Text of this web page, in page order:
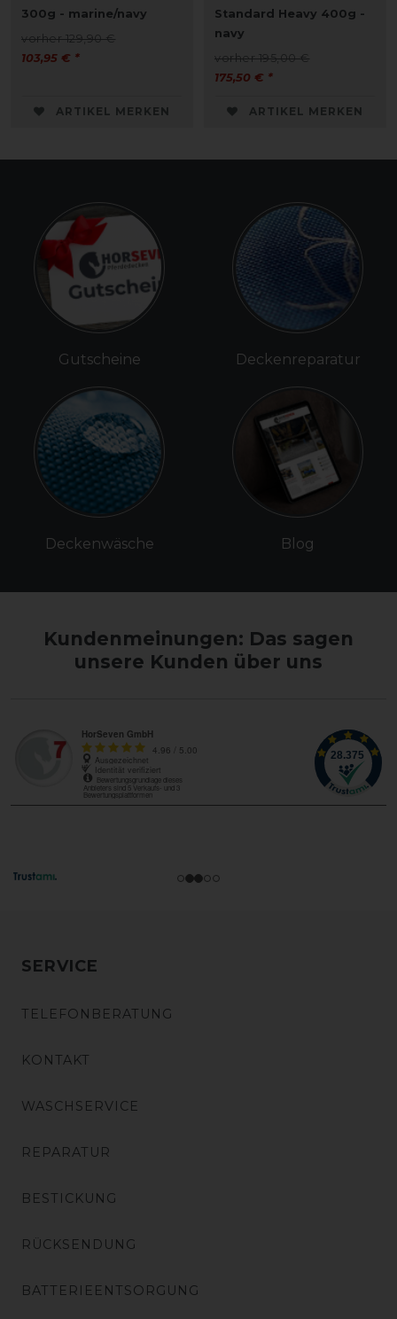
300g - marine/navy
vorher 129,90 €
103,95 € *
ARTIKEL MERKEN
Standard Heavy 400g -
navy
vorher 195,00 €
175,50 € *
ARTIKEL MERKEN
Gutscheine
Deckenwäsche
Deckenreparatur
Blog
Kundenmeinungen: Das sagen
unsere Kunden über uns
SERVICE
TELEFONBERATUNG
KONTAKT
WASCHSERVICE
REPARATUR
BESTICKUNG
RÜCKSENDUNG
BATTERIEENTSORGUNG